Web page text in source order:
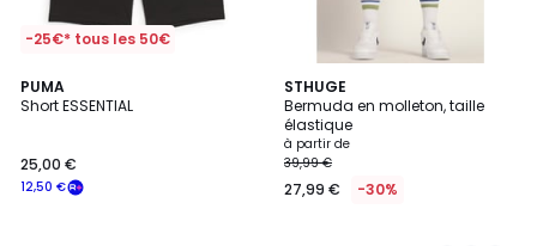
-25€* tous les 50€
PUMA
Short ESSENTIAL
12,50 €
25,00 €
STHUGE
Bermuda en molleton, taille
élastique
à partir de
39,99 €
27,99 € -30%
3
Couleurs